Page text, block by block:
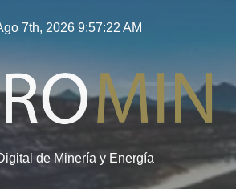
7th, 2026 9:57:23 AM
de Minería y Energía